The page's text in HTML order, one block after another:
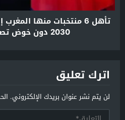
تأهل 6 منتخبات منها
2030 دون خوض تصفيات مؤهلة
اترك تعليق
لن يتم نشر عنوان بريدك الإلكتروني.